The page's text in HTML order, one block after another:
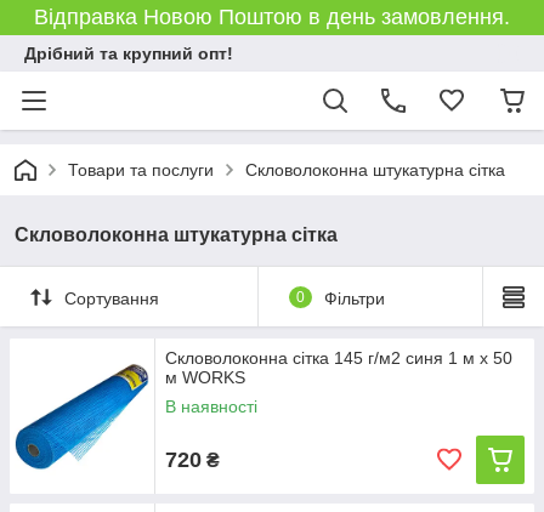
Відправка Новою Поштою в день замовлення.
Дрібний та крупний опт!
Товари та послуги Скловолоконна штукатурна сітка
Скловолоконна штукатурна сітка
Сортування 0 Фільтри
Скловолоконна сітка 145 г/м2 синя 1 м х 50
м WORKS
В наявності
720 ₴